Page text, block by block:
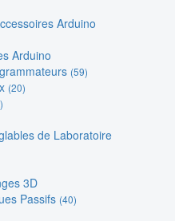
Arduino
Arduino
(59)
(20)
de Laboratoire
3D
Passifs (40)